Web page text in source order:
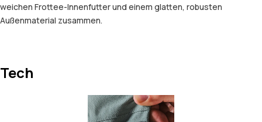
weichen Frottee-Innenfutter und einem glatten, robusten
Außenmaterial zusammen.
Tech